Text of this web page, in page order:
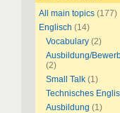
All main topics (177)
Englisch (14)
Vocabulary (2)
Ausbildung/
(2)
Small Talk (1)
Technisches
Ausbildung (1)